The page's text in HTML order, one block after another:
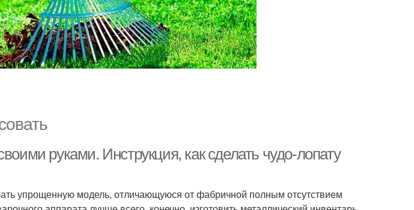
руками. Инструкция, как сделать чудо-лопату
упрощенную модель, отличающуюся от фабричной полным отсутствием